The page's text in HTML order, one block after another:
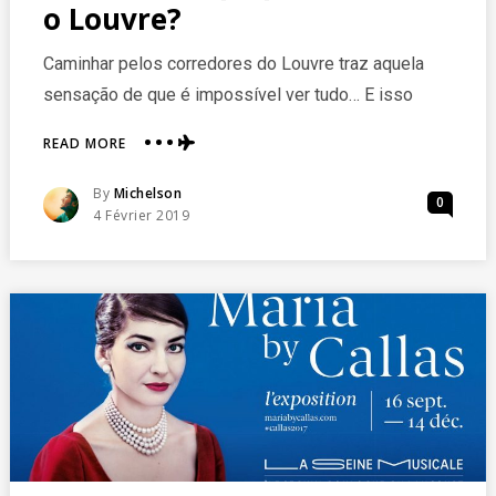
o Louvre?
Caminhar pelos corredores do Louvre traz aquela
sensação de que é impossível ver tudo… E isso
READ MOREABOUT
TEMPO
PARA
Posted
By Michelson
Posted
4 Février 2019
0